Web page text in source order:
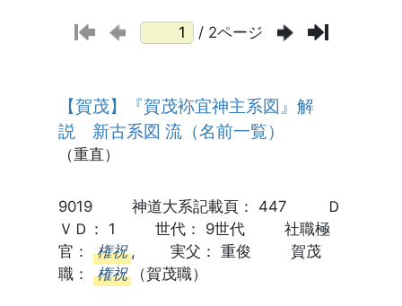
/ 2ページ
【賀茂】『賀茂袮宜神主系図』解
説 新古系図 流（名前一覧）
（重直）
9019 神道大系記載頁： 447 Ｄ
ＶＤ： 1 世代： 9世代 社職極
官： 権祝 , 実父： 重俊 賀茂
職： 権祝 （賀茂職）